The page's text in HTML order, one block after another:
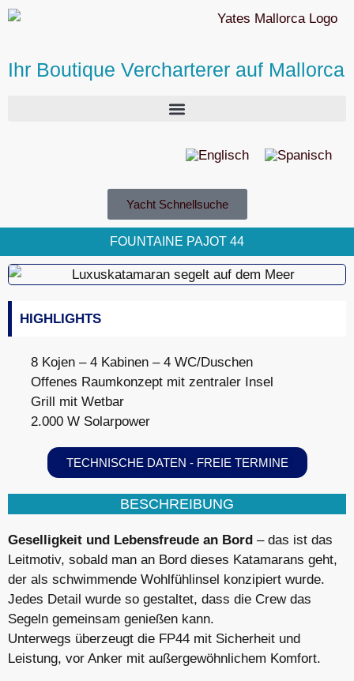
Ihr Boutique Vercharterer auf Mallorca
Yacht Schnellsuche
FOUNTAINE PAJOT 44
HIGHLIGHTS
8 Kojen – 4 Kabinen – 4 WC/Duschen
Offenes Raumkonzept mit zentraler Insel
Grill mit Wetbar
2.000 W Solarpower
TECHNISCHE DATEN - FREIE TERMINE
BESCHREIBUNG
Geselligkeit und Lebensfreude an Bord – das ist das
Leitmotiv, sobald man an Bord dieses Katamarans geht,
der als schwimmende Wohlfühlinsel konzipiert wurde.
Jedes Detail wurde so gestaltet, dass die Crew das
Segeln gemeinsam genießen kann.
Unterwegs überzeugt die FP44 mit Sicherheit und
Leistung, vor Anker mit außergewöhnlichem Komfort.